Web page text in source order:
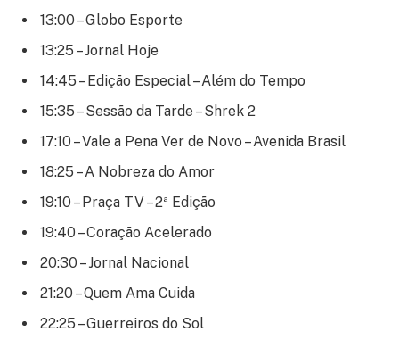
13:00 – Globo Esporte
13:25 – Jornal Hoje
14:45 – Edição Especial – Além do Tempo
15:35 – Sessão da Tarde – Shrek 2
17:10 – Vale a Pena Ver de Novo – Avenida Brasil
18:25 – A Nobreza do Amor
19:10 – Praça TV – 2ª Edição
19:40 – Coração Acelerado
20:30 – Jornal Nacional
21:20 – Quem Ama Cuida
22:25 – Guerreiros do Sol